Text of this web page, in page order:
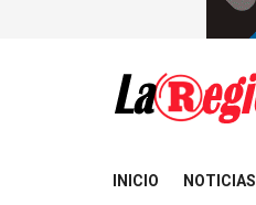
INICIO NOTICIAS